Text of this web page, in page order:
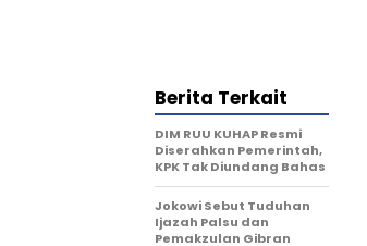
Berita Terkait
DIM RUU KUHAP Resmi
Diserahkan Pemerintah,
KPK Tak Diundang Bahas
Jokowi Sebut Tuduhan
Ijazah Palsu dan
Pemakzulan Gibran